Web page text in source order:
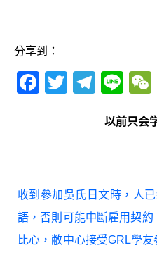
分享到：
F
o
o
k
T T
e
m
Li
e
以前只会
收到參加吳氏日文時，人
語，否則可能中斷雇用契
比心，敝中心接受GRL學